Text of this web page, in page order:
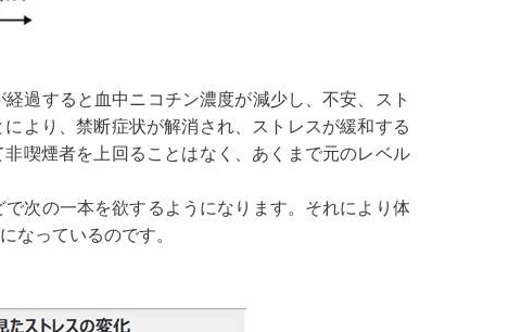
過すると血中ニコチン濃度が減少し、不安、スト
より、禁断症状が解消され、ストレスが緩和する
喫煙者を上回ることはなく、あくまで元のレベル
次の一本を欲するようになります。それにより体
なっているのです。